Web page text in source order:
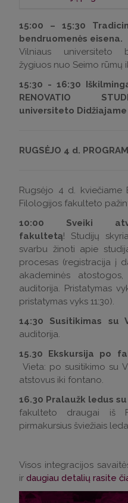
Italų filologija – ISC
Klasikinė (lotynų ir
K1 (J. Dumčiaus) aud.
Lenkų filologija – 119
estų kalba, Lietuvių
studijos – 118 (V.
suomių) – 314 A-B aud.
aud.
Vokiečių filologija –
studijų kabinetas)
Anglistika (Kalbotyra
kultūra / Medijų
Zinkevičiaus) aud.
Intermedialios
Balkevičiaus aud.
Kalbotyra (bendroji /
aud.
Semiotika – 111 (A. J.
15:00 – 15:30
bendruomenės eisena.
Vilniaus universiteto
žygiuos nuo Seimo rūmų
15:30 - 16:30
RENOVATIO
universiteto
RUGSĖJO 4 d.
Rugsėjo 4 d. kviečiame
Filologijos fakulteto
10:00 Sveiki
fakultetą! Studijų
svarbu žinoti apie
procesas (registracija į
akademinės atostogos,
auditorija. Pristatymas
pristatymas vyks 11:30).
14:30 Susitikimas su
auditorija.
15.30 Ekskursija po
Vieta: po susitikimo su
atstovus iki fontano.
16.30 Pralaužk ledus su
fakulteto draugai iš
pirmakursius šviežiais
Visos integracijos
ir daugiau detalių rasite